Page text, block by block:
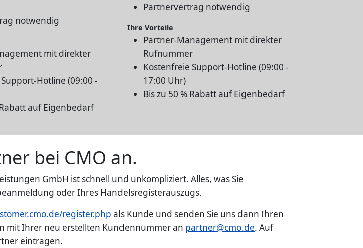
notwendig
mit direkter
Hotline (09:00 -
auf Eigenbedarf
Partnervertrag notwendig
Ihre Vorteile
Partner-Management mit direkter
Rufnummer
Kostenfreie Support-Hotline (09:00 -
17:00 Uhr)
Bis zu 50 % Rabatt auf Eigenbedarf
bei CMO an.
GmbH ist schnell und unkompliziert. Alles, was Sie
oder Ihres Handelsregisterauszugs.
register.php als Kunde und senden Sie uns dann Ihren
mit Ihrer neu erstellten Kundennummer an partner@cmo.de. Auf
eintragen.